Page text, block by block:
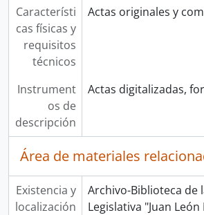
Característi
cas físicas y
requisitos
técnicos
Actas originales y
Instrument
os de
descripción
Actas digitalizadas,
Área de materiales
Existencia y
localización
Archivo-Biblioteca de
Legislativa "Juan León